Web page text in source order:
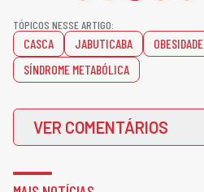
TÓPICOS NESSE ARTIGO:
CASCA JABUTICABA OBESIDADE
SÍNDROME METABÓLICA
VER COMENTÁRIOS